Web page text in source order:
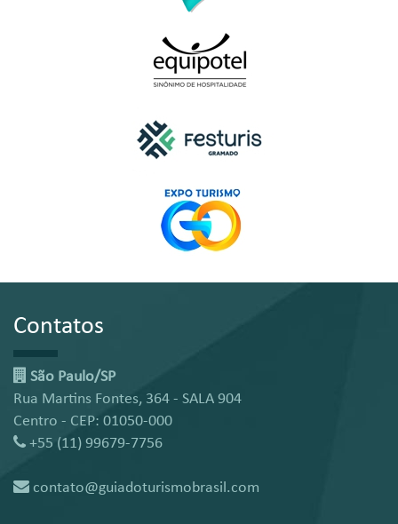
Contatos
São Paulo/SP
Rua Martins Fontes, 364 - SALA 904
Centro - CEP: 01050-000
+55 (11) 99679-7756
contato@guiadoturismobrasil.com